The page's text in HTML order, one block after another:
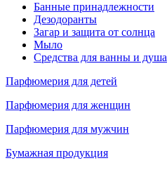
Банные принадлежности
Дезодоранты
Загар и защита от солнца
Мыло
Средства для ванны и душа
Парфюмерия для детей
Парфюмерия для женщин
Парфюмерия для мужчин
Бумажная продукция